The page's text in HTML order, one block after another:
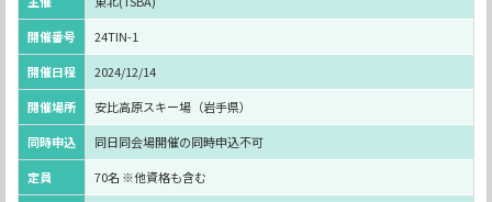
開催番号
24TIN-1
開催日程
2024/12/14
開催場所
安比高原スキー場（岩手県）
同時申込
同日同会場開催の同時申込不可
定員
70名 ※他資格も含む